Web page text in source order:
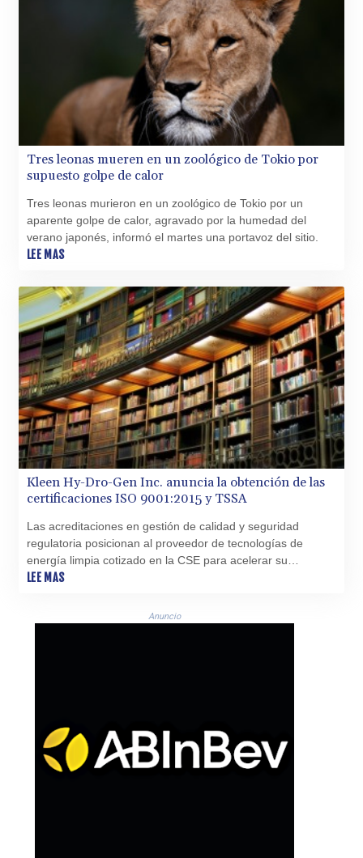
GTQ 8.80021
GYD 241.302858
HKD 9.049284
HNL 30.914302
HRK 7.536546
HTG 150.809283
HUF 364.573259
IDR 20594.998152
ILS 3.463666
IQD 1510.89449
1585920.982023
JMD 183.168441
JOD 0.817863
JPY 182.641857
KES 149.279328
KGS 100.875887
KHR 4684.773512
KMF 492.554315
KRW 1633.35962
KWD 0.3563
KYD 0.961169
KZT 540.560026
LAK 26041.078389
103284.103894
LKR 386.869037
LRD 208.186862
LVL 0.697755
MMK 2421.882171
MNT 4148.114639
MOP 9.32038
Tres leonas mueren en un zoológico de Tokio por
supuesto golpe de calor
Tres leonas murieron en un zoológico de Tokio por un
aparente golpe de calor, agravado por la humedad del
verano japonés, informó el martes una portavoz del sitio.
LEE MAS
Kleen Hy-Dro-Gen Inc. anuncia la obtención de las
certificaciones ISO 9001:2015 y TSSA
Las acreditaciones en gestión de calidad y seguridad
regulatoria posicionan al proveedor de tecnologías de
energía limpia cotizado en la CSE para acelerar su
comercialización y optar a importantes contratos
calefacción de cero emisiones, tanto residenciales como
LEE MAS
Anuncio